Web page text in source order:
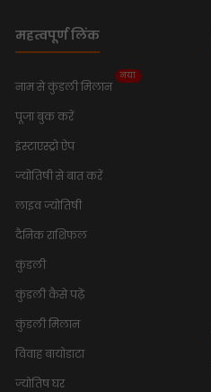
महत्वपूर्ण लिंक
नाम से कुंडली मिलान
नया
पूजा बुक करें
इंस्टाएस्ट्रो ऐप
ज्योतिषी से बात करें
लाइव ज्योतिषी
दैनिक राशिफल
कुंडली
कुंडली कैसे पढ़ें
कुंडली मिलान
विवाह बायोडाटा
ज्योतिष घर